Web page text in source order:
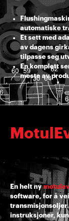
automatiske
Et sett med
av dagens
tilpasse seg
En komplett
meste av
En helt ny
software, for å
instruksjoner,